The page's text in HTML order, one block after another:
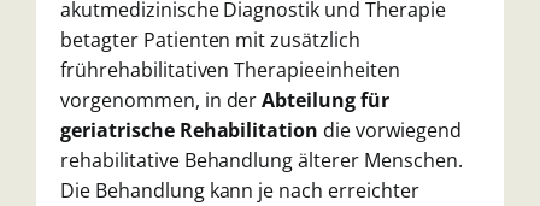
akutmedizinische Diagnostik und Therapie
betagter Patienten mit zusätzlich
frührehabilitativen Therapieeinheiten
vorgenommen, in derAbteilung für
geriatrische Rehabilitation dievorwiegend
rehabilitative Behandlungälterer Menschen.
Die Behandlung kann je nach erreichter